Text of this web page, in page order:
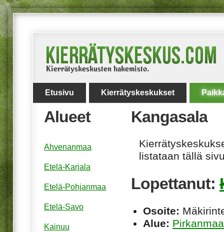
Etusivu Kierrätyskeskukset
Kangasala
listataan tällä
Lopettanut:
Osoite:
Alue: Pirkanmaa
Alueet
Ahvenanmaa
Etelä-Karjala
Etelä-Pohjanmaa
Etelä-Savo
Kainuu